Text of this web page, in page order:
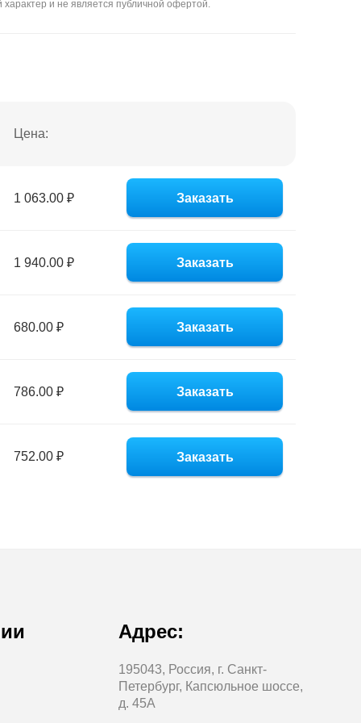
и не является публичной офертой.
Цена:
1 063.00 ₽ Заказать
1 940.00 ₽ Заказать
680.00 ₽ Заказать
786.00 ₽ Заказать
752.00 ₽ Заказать
Адрес:
195043, Россия, г. Санкт-
Петербург, Капсюльное шоссе,
д. 45А